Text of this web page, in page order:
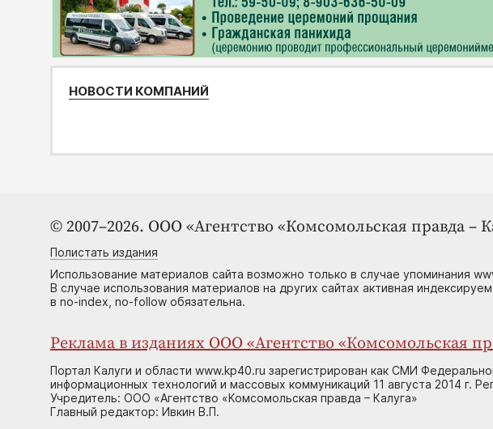
НОВОСТИ КОМПАНИЙ
© 2007–2026. ООО «Агентство «Комсомольская правда –
Полистать издания
Использование материалов сайта возможно только в случае упоминания
В случае использования материалов на других сайтах активная
в no-index, no-follow обязательна.
Реклама в изданиях ООО «Агентство «Комсомольская
Портал Калуги и области www.kp40.ru зарегистрирован как СМИ
информационных технологий и массовых коммуникаций 11 августа 2014 г.
Учредитель: ООО «Агентство «Комсомольская правда – Калуга»
Главный редактор: Ивкин В.П.